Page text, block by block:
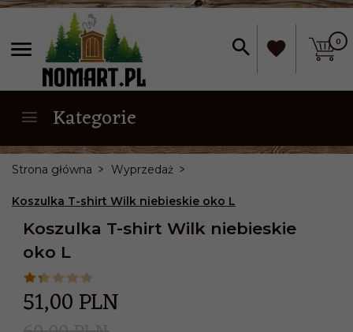
0
Kategorie
Strona główna Wyprzedaż
Koszulka T-shirt Wilk niebieskie oko L
Koszulka T-shirt Wilk niebieskie
oko L
51,00PLN